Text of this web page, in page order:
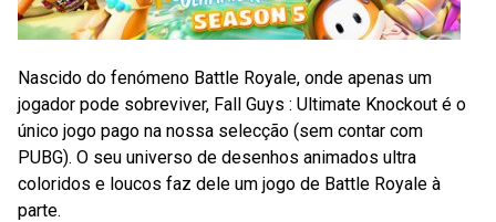
Nascido do fenómeno Battle Royale, onde apenas um
jogador pode sobreviver, Fall Guys : Ultimate Knockout é o
único jogo pago na nossa selecção (sem contar com
PUBG). O seu universo de desenhos animados ultra
coloridos e loucos faz dele um jogo de Battle Royale à
parte.